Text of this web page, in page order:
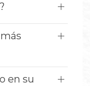
en su